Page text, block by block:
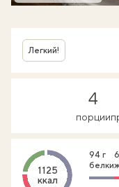
Легкий!
4
порции
1125
ккал
94 г
белки